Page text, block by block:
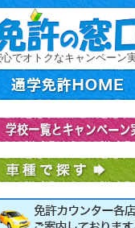
心でオトクなキャンペーン